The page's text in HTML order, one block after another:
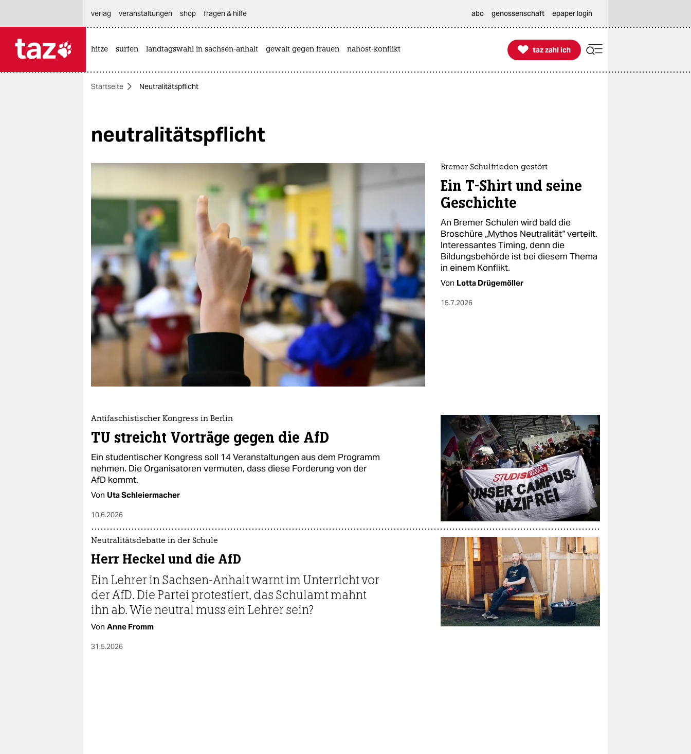
themen
öko
gesellschaft
nord
wahrheit
verlag
verlag
veranstaltungen
abo
genossenschaft
epaper login
verlag
veranstaltungen shop fragen & hilfe abo genossenschaft epaper login
hitze surfen landtagswahl in sachsen-anhalt gewalt gegen frauen nahost-konflikt 
taz zahl ich
taz zahl ich
Startseite Neutralitätspflicht
neutralitätspflicht
Bremer Schulfrieden gestört
Ein T-Shirt und seine
Geschichte
An Bremer Schulen wird bald die
Broschüre „Mythos Neutralität“ verteilt.
Interessantes Timing, denn die
Bildungsbehörde ist bei diesem Thema
in einem Konflikt.
Von Lotta Drügemöller
15.7.2026
Antifaschistischer Kongress in Berlin
TU streicht Vorträge gegen die AfD
Ein studentischer Kongress soll 14 Veranstaltungen aus dem Programm
nehmen. Die Organisatoren vermuten, dass diese Forderung von der
AfD kommt.
Von Uta Schleiermacher
10.6.2026
Neutralitätsdebatte in der Schule
Herr Heckel und die AfD
Ein Lehrer in Sachsen-Anhalt warnt im Unterricht vor
der AfD. Die Partei protestiert, das Schulamt mahnt
ihn ab. Wie neutral muss ein Lehrer sein?
Von Anne Fromm
31.5.2026